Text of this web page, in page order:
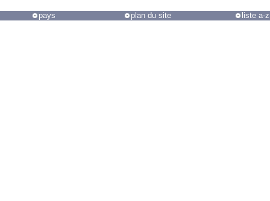
pays plan du site liste a-z